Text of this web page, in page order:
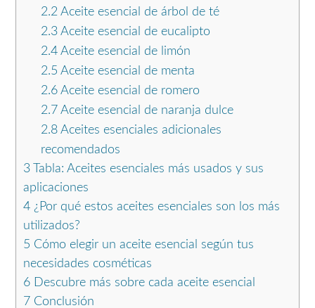
2.2Aceite esencial de árbol de té
2.3Aceite esencial de eucalipto
2.4Aceite esencial de limón
2.5 Aceite esencial de menta
2.6Aceite esencial de romero
2.7Aceite esencial de naranja dulce
2.8Aceites esenciales adicionales
recomendados
3 Tabla: Aceites esenciales más usados y sus
aplicaciones
4 ¿Por qué estos aceites esenciales son los más
utilizados?
5 Cómo elegir un aceite esencial según tus
necesidades cosméticas
6 Descubre más sobre cada aceite esencial
7 Conclusión